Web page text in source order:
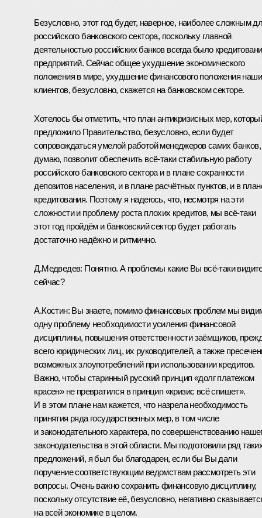
Безусловно, этот год будет, наверное, наиболее сложным
российского банковского сектора, поскольку главной
деятельностью российских банков всегда было
предприятий. Сейчас общее ухудшение экономического
положения в мире, ухудшение финансового положения
клиентов, безусловно, скажется на банковском секторе.
Хотелось бы отметить, что план антикризисных мер,
предложило Правительство, безусловно, если будет
сопровождаться умелой работой менеджеров самих банков,
думаю, позволит обеспечить всё‑таки стабильную работу
российского банковского сектора и в плане сохранности
депозитов населения, и в плане расчётных пунктов, и в
кредитования. Поэтому я надеюсь, что, несмотря на эти
сложности и проблему роста плохих кредитов, мы всё‑таки
этот год пройдём и банковский сектор будет работать
достаточно надёжно и ритмично.
Д.Медведев: Понятно. А проблемы какие Вы всё‑таки
сейчас?
А.Костин: Вы знаете, помимо финансовых проблем мы
одну проблему необходимости усиления финансовой
дисциплины, повышения ответственности заёмщиков,
всего юридических лиц, их руководителей, а также
возможных злоупотреблений при использовании кредитов.
Важно, чтобы старинный русский принцип «долг платежом
красен» не превратился в принцип «кризис всё спишет».
И в этом плане нам кажется, что назрела необходимость
принятия ряда государственных мер, в том числе
и законодательного характера, по совершенствованию
законодательства в этой области. Мы подготовили ряд
предложений, я был бы благодарен, если бы Вы дали
поручение соответствующим ведомствам рассмотреть эти
вопросы. Очень важно сохранить финансовую дисциплину,
поскольку отсутствие её, безусловно, негативно
на всей экономике в целом.